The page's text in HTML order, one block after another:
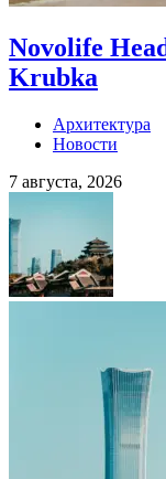
Novolife
Krubka
Архитектура
Новости
7 августа, 2026